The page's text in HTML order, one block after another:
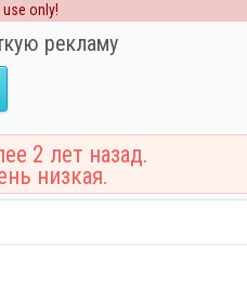
only!
рекламу
2 лет назад.
низкая.